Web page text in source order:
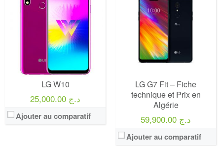
LG W10
25,000.00 د.ج
Ajouter au comparatif
LG G7 Fit – Fiche
technique et Prix en
Algérie
59,900.00 د.ج
Ajouter au comparatif